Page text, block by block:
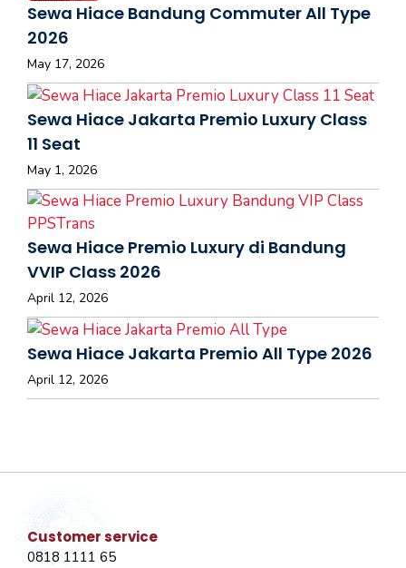
Sewa Hiace Bandung Commuter All Type
2026
May 17, 2026
Sewa Hiace Jakarta Premio Luxury Class
11 Seat
May 1, 2026
Sewa Hiace Premio Luxury di Bandung
VVIP Class 2026
April 12, 2026
Sewa Hiace Jakarta Premio All Type 2026
April 12, 2026
Customer service
0818 1111 65